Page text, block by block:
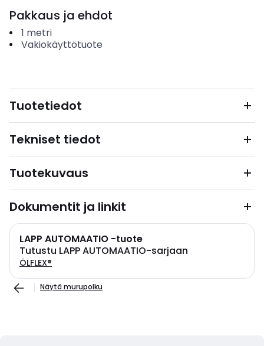
Pakkaus ja ehdot
1 metri
Vakiokäyttötuote
Tuotetiedot
Tekniset tiedot
Tuotekuvaus
Dokumentit ja linkit
LAPP AUTOMAATIO -tuote
Tutustu LAPP AUTOMAATIO-sarjaan
ÖLFLEX®
Näytä murupolku